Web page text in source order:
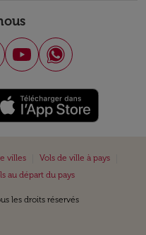
villes Vols de ville à pays
au départ du pays
les droits réservés